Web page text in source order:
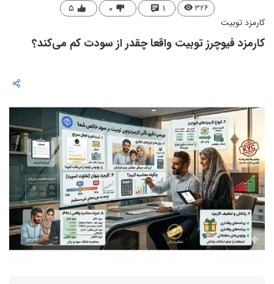
۳۲۶ ۱ ۰ ۵
کارمزد توبیت
کارمزد فیوچرز توبیت واقعا چقدر از سودت کم می‌کند؟